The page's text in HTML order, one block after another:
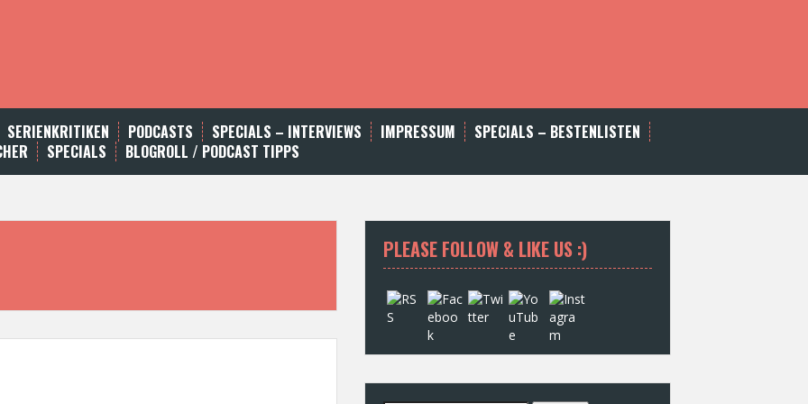
SERIENKRITIKEN PODCASTS SPECIALS – INTERVIEWS IMPRESSUM
SPECIALS – BESTENLISTEN
SPECIALS BLOGROLL / PODCAST TIPPS
PLEASE FOLLOW & LIKE US :)